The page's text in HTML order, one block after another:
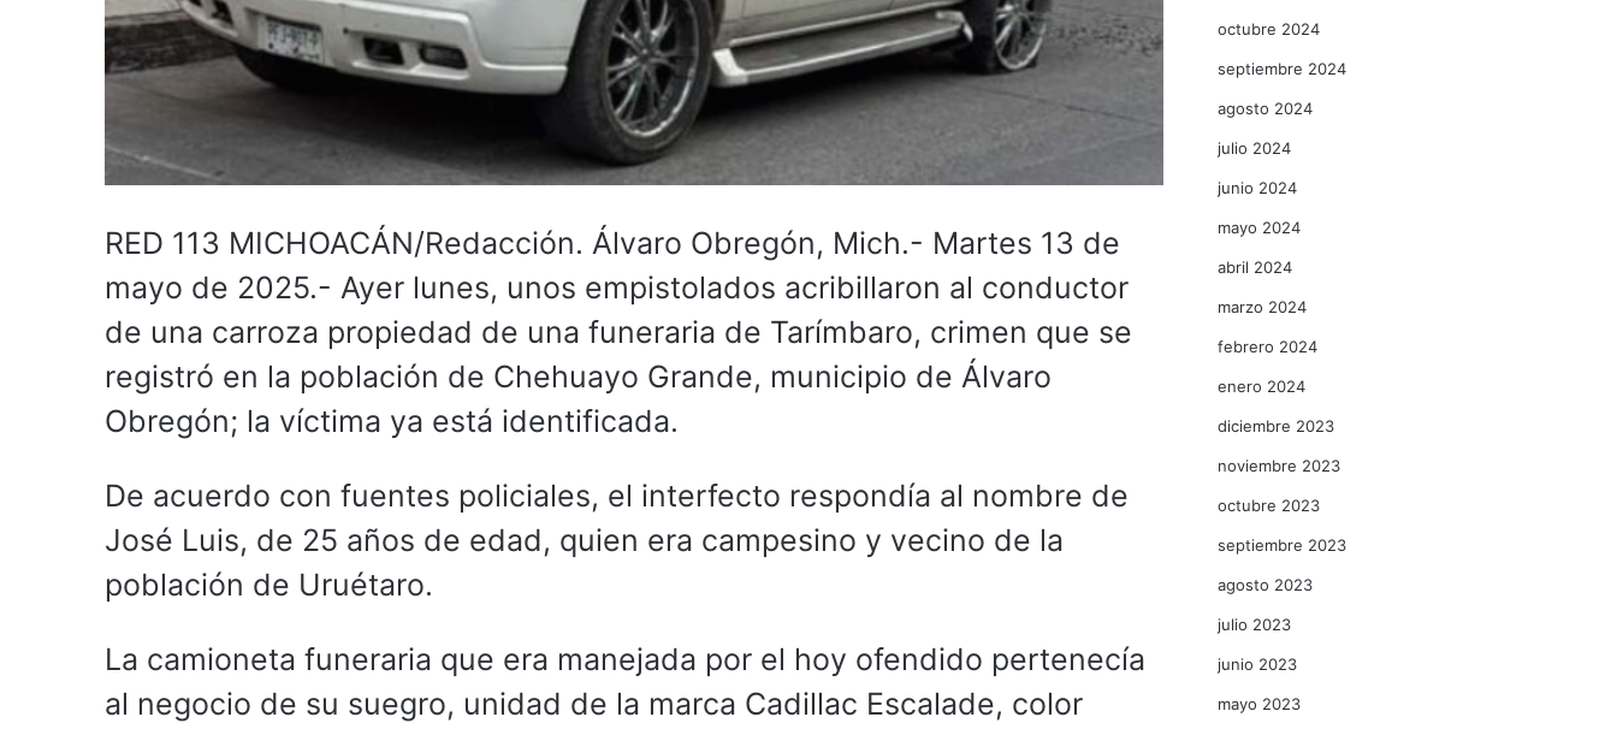
RED 113 MICHOACÁN/Redacción. Álvaro Obregón, Mich.- Martes 13 de
mayo de 2025.- Ayer lunes, unos empistolados acribillaron al conductor
de una carroza propiedad de una funeraria de Tarímbaro, crimen que se
registró en la población de Chehuayo Grande, municipio de Álvaro
Obregón; la víctima ya está identificada.
De acuerdo con fuentes policiales, el interfecto respondía al nombre de
José Luis, de 25 años de edad, quien era campesino y vecino de la
población de Uruétaro.
La camioneta funeraria que era manejada por el hoy ofendido pertenecía
al negocio de su suegro, unidad de la marca Cadillac Escalade, color
octubre 2024
septiembre 2024
agosto 2024
julio 2024
junio 2024
mayo 2024
abril 2024
marzo 2024
febrero 2024
enero 2024
diciembre 2023
noviembre 2023
octubre 2023
septiembre 2023
agosto 2023
julio 2023
junio 2023
mayo 2023